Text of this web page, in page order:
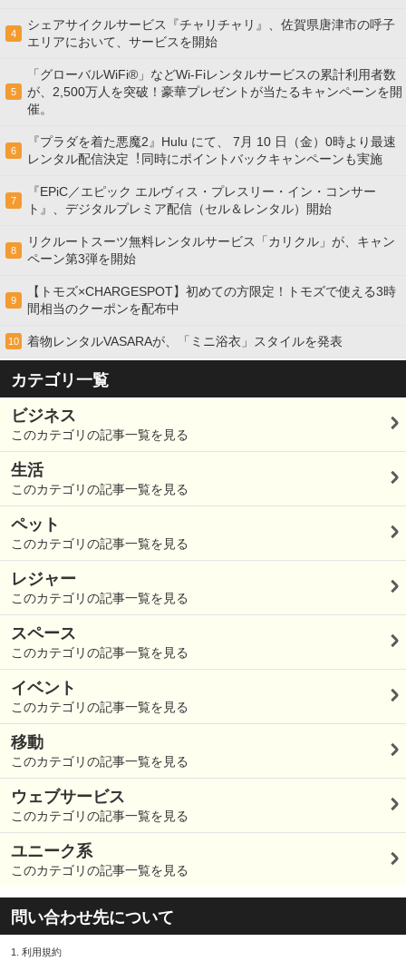
4
シェアサイクルサービス『チャリチャリ』、佐賀県唐津市の呼子
エリアにおいて、サービスを開始
5
「グローバルWiFi®」などWi-Fiレンタルサービスの累計利用者数
が、2,500万人を突破！豪華プレゼントが当たるキャンペーンを開
催。
6
『プラダを着た悪魔2』Hulu にて、 7⽉ 10 ⽇（金）0時より最速
レンタル配信決定︕同時にポイントバックキャンペーンも実施
7
『EPiC／エピック エルヴィス・プレスリー・イン・コンサー
ト』、デジタルプレミア配信（セル＆レンタル）開始
8
リクルートスーツ無料レンタルサービス「カリクル」が、キャン
ペーン第3弾を開始
9
【トモズ×CHARGESPOT】初めての方限定！トモズで使える3時
間相当のクーポンを配布中
10 着物レンタルVASARAが、「ミニ浴衣」スタイルを発表
カテゴリ一覧
ビジネス
このカテゴリの記事一覧を見る
生活
このカテゴリの記事一覧を見る
ペット
このカテゴリの記事一覧を見る
レジャー
このカテゴリの記事一覧を見る
スペース
このカテゴリの記事一覧を見る
イベント
このカテゴリの記事一覧を見る
移動
このカテゴリの記事一覧を見る
ウェブサービス
このカテゴリの記事一覧を見る
ユニーク系
このカテゴリの記事一覧を見る
問い合わせ先について
1. 利用規約